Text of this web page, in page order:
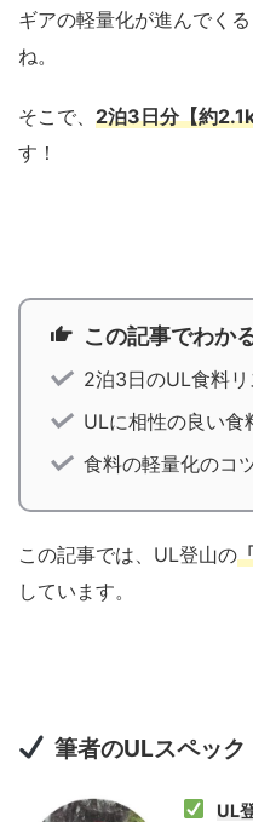
ギアの軽量化が進んでく
ね。
そこで、 2泊3日分【約
す！
この記事でわか
2泊3日のUL食料リ
ULに相性の良い食
食料の軽量化のコ
この記事では、UL登山の
しています。
筆者のULスペック
UL